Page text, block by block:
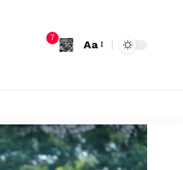
7
Aa